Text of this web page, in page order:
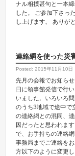
ナル相撲甚句と一本
した。 ご参加下さっ
し上げます。 ありが
連絡網を使った災
Posted: 2015年11月10日
先月の会報でお知ら
日に領事館発信で行
いました。いろいろ
のうち3地域で途中で
の連絡網との混同、
因だったと思われま
で、お手持ちの連絡
事務局までご連絡を
方以下のように変更